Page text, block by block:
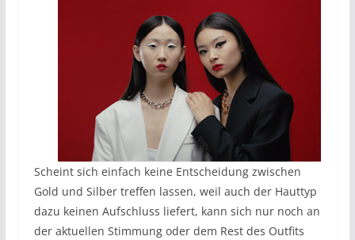
Scheint sich einfach keine Entscheidung zwischen
Gold und Silber treffen lassen, weil auch der Hauttyp
dazu keinen Aufschluss liefert, kann sich nur noch an
der aktuellen Stimmung oder dem Rest des Outfits